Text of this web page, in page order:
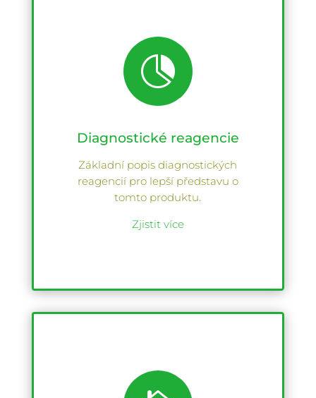

Diagnostické reagencie
Základní popis diagnostických
reagencií pro lepší představu o
tomto produktu.
Zjistit více